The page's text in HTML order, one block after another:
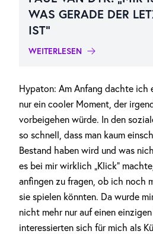
WAS GERADE DER
IST“
WEITERLESEN
Hypaton: Am Anfang dachte ich
nur ein cooler Moment, der
vorbeigehen würde. In den
so schnell, dass man kaum
Bestand haben wird und was
es bei mir wirklich „Klick“
anfingen zu fragen, ob ich noch
sie spielen könnten. Da wurde
nicht mehr nur auf einen
interessierten sich für mich als